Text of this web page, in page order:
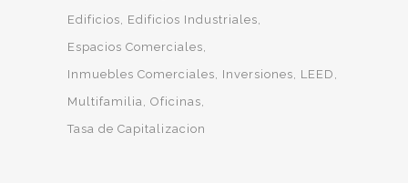
Edificios
Edificios Industriales
Espacios Comerciales
Inmuebles Comerciales
Inversiones
LEED
Multifamilia Oficinas
Tasa de Capitalizacion